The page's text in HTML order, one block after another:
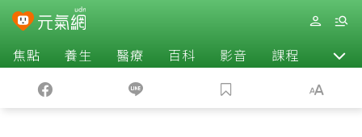
焦點 養生 醫療 百科 影音 課程 退休